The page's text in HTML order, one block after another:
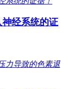
经系统的证